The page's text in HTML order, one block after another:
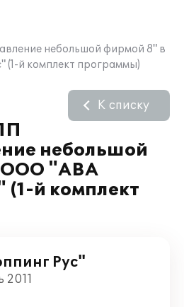
небольшой фирмой 8" в
й комплект программы)
небольшой
ООО "АВА
(1-й комплект
К списку
Рус"
2011